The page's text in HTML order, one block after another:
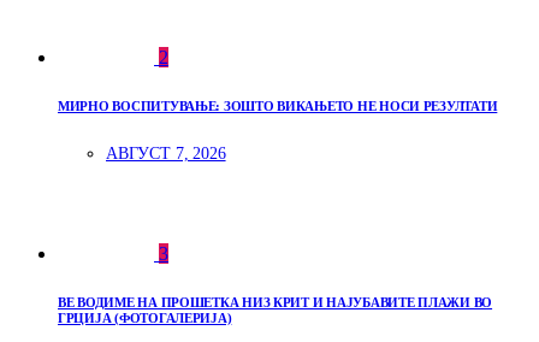
2
МИРНО ВОСПИТУВАЊЕ: ЗОШТО ВИКАЊЕТО НЕ НОСИ РЕЗУЛТАТИ
АВГУСТ 7, 2026
3
ВЕ ВОДИМЕ НА ПРОШЕТКА НИЗ КРИТ И НАЈУБАВИТЕ ПЛАЖИ ВО
ГРЦИЈА (ФОТОГАЛЕРИЈА)